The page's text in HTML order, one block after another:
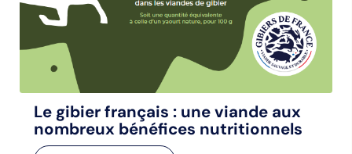
Le gibier français : une viande aux
nombreux bénéfices nutritionnels